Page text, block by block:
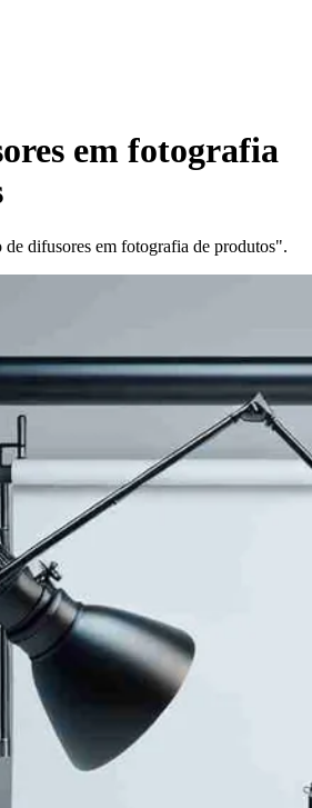
em fotografia
de difusores em fotografia de produtos".